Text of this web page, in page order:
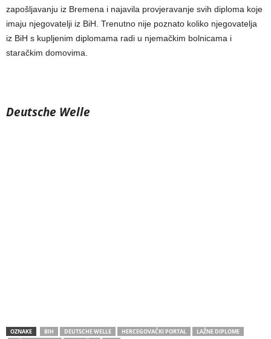
zapošljavanju iz Bremena i najavila provjeravanje svih diploma koje
imaju njegovatelji iz BiH. Trenutno nije poznato koliko njegovatelja
iz BiH s kupljenim diplomama radi u njemačkim bolnicama i
staračkim domovima.
Deutsche Welle
OZNAKE BIH DEUTSCHE WELLE HERCEGOVAČKI PORTAL
LAŽNE DIPLOME